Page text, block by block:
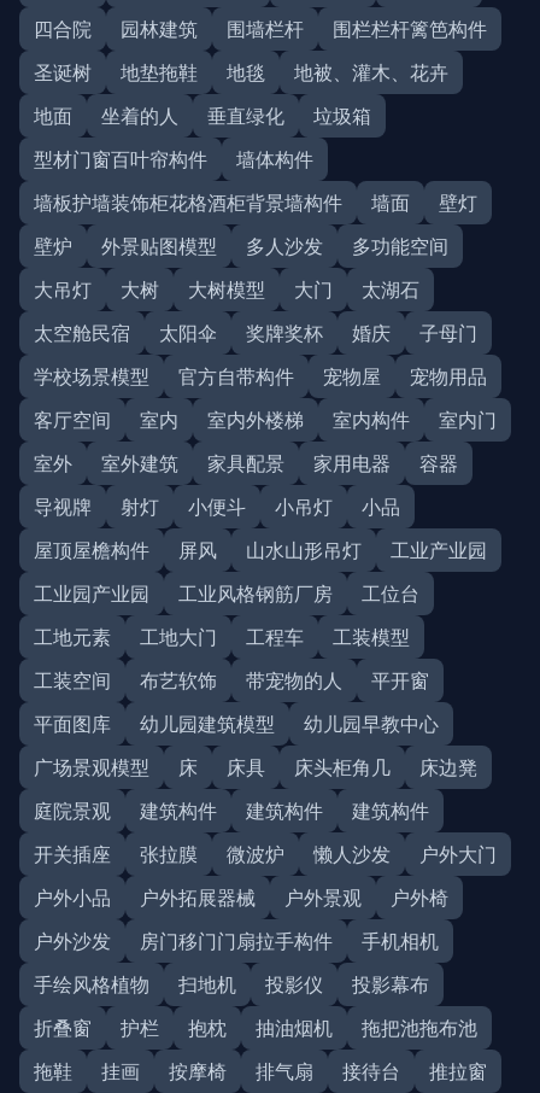
四合院
园林建筑 围墙栏杆
围栏栏杆篱笆构件
圣诞树
地垫拖鞋 地毯
地被、灌木、花卉
地面
坐着的人 垂直绿化
垃圾箱
型材门窗百叶帘构件
墙体构件
墙板护墙装饰柜花格酒柜背景墙构件
墙面
壁灯
壁炉
外景贴图模型 多人沙发
多功能空间
大吊灯
大树 大树模型 大门
太湖石
太空舱民宿
太阳伞 奖牌奖杯 婚庆
子母门
学校场景模型
官方自带构件 宠物屋
宠物用品
客厅空间
室内 室内外楼梯 室内构件
室内门
室外
室外建筑 家具配景 家用电器
容器
导视牌
射灯 小便斗 小吊灯
小品
屋顶屋檐构件
屏风 山水山形吊灯
工业产业园
工业园产业园
工业风格钢筋厂房
工位台
工地元素
工地大门 工程车
工装模型
工装空间
布艺软饰 带宠物的人
平开窗
平面图库
幼儿园建筑模型
幼儿园早教中心
广场景观模型
床 床具 床头柜角几
床边凳
庭院景观
建筑构件 建筑构件
建筑构件
开关插座
张拉膜 微波炉 懒人沙发
户外大门
户外小品
户外拓展器械 户外景观
户外椅
户外沙发
房门移门门扇拉手构件
手机相机
手绘风格植物
扫地机 投影仪
投影幕布
折叠窗
护栏 抱枕 抽油烟机
拖把池拖布池
拖鞋
挂画 按摩椅 排气扇 接待台
推拉窗